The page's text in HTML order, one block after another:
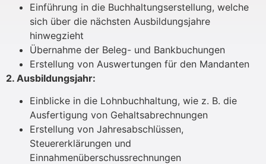
Einführung in die Buchhaltungserstellung, welche
sich über die nächsten Ausbildungsjahre
hinwegzieht
Übernahme der Beleg- und Bankbuchungen
Erstellung von Auswertungen für den Mandanten
2. Ausbildungsjahr:
Einblicke in die Lohnbuchhaltung, wie z. B. die
Ausfertigung von Gehaltsabrechnungen
Erstellung von Jahresabschlüssen,
Steuererklärungen und
Einnahmenüberschussrechnungen